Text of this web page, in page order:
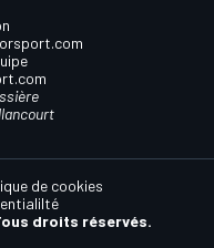
droits réservés.
de cookies